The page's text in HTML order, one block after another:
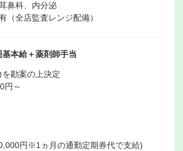
鼻科、内分泌
（全店監査レンジ配備）
基本給＋薬剤師手当
勘案の上決定
円～
円※1ヵ月の通勤定期券代で支給)